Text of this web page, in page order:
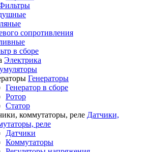
сопротивления
в сборе
Электрика
Генераторы
Генератор в сборе
Ротор
Статор
коммутаторы, реле Датчики,
реле
Датчики
Коммутаторы